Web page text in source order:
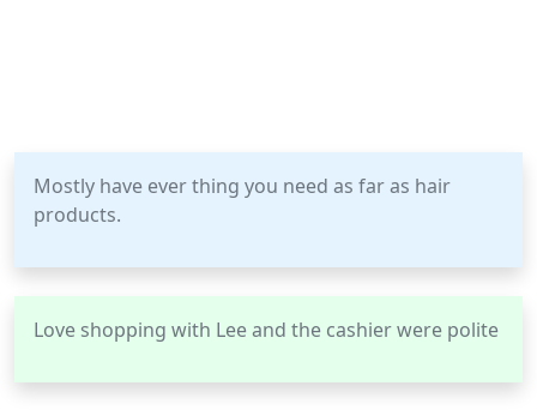
Mostly have ever thing you need as far as hair
products.
Love shopping with Lee and the cashier were polite